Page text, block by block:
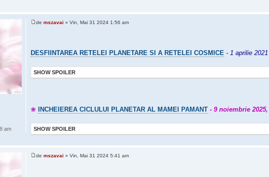
de mszavai » Vin, Mai 31 2024 1:56 am
.
DESFIINTAREA RETELEI PLANETARE SI A RETELEI COSMICE- 1 aprilie 2021
SHOW SPOILER
❀ INCHEIEREA CICLULUI PLANETAR AL MAMEI PAMANT- 9 noiembrie 2025,
SHOW SPOILER
am
de mszavai » Vin, Mai 31 2024 5:41 am